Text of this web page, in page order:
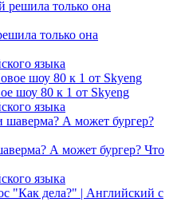
только она
языка
шоу 80 к 1 от Skyeng
языка
А может бургер? Что
языка